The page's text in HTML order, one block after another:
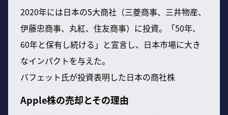
2020年には日本の5大商社（三菱商事、三井物産、
伊藤忠商事、丸紅、住友商事）に投資。「50年、
60年と保有し続ける」と宣言し、日本市場に大き
なインパクトを与えた。
バフェット氏が投資表明した日本の商社株
Apple株の売却とその理由